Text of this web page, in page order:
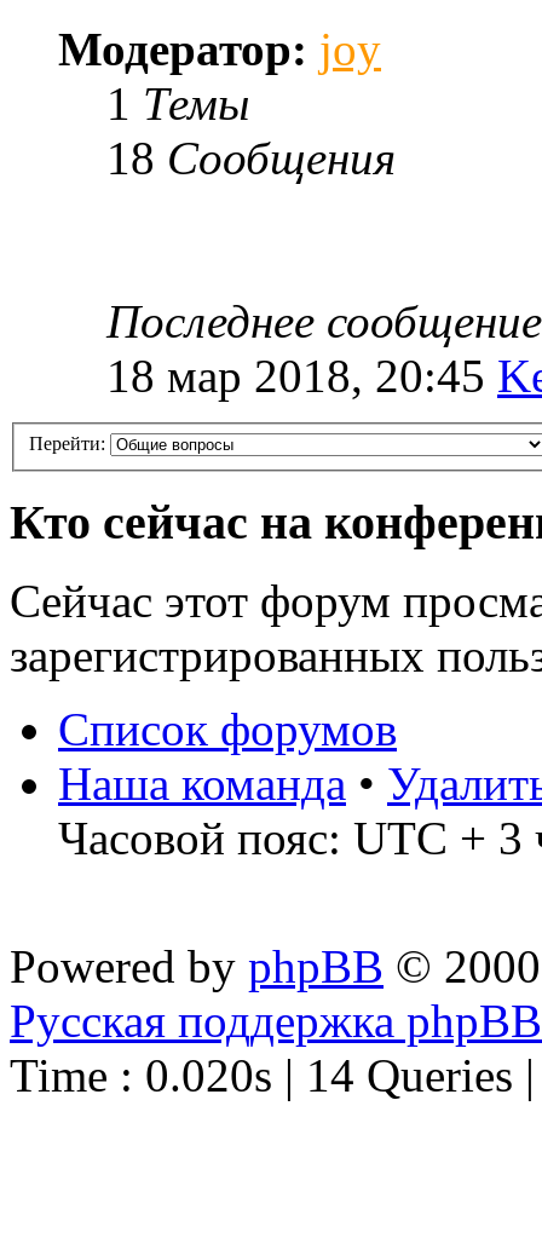
Модератор: joy
1 Темы
18 Сообщения
Последнее сообщение
18 мар 2018, 20:45
Перейти:
Кто сейчас на
Сейчас этот форум
зарегистрированных
Список форумов
Наша команда •
Часовой пояс: UTC + 3
Powered by phpBB ©
Русская поддержка phpBB
Time : 0.020s | 14 Queries